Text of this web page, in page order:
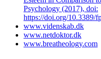
Psychology (2017), doi:
https://doi.org/10.3389/
www.videnskab.dk
www.netdoktor.dk
www.breatheology.com